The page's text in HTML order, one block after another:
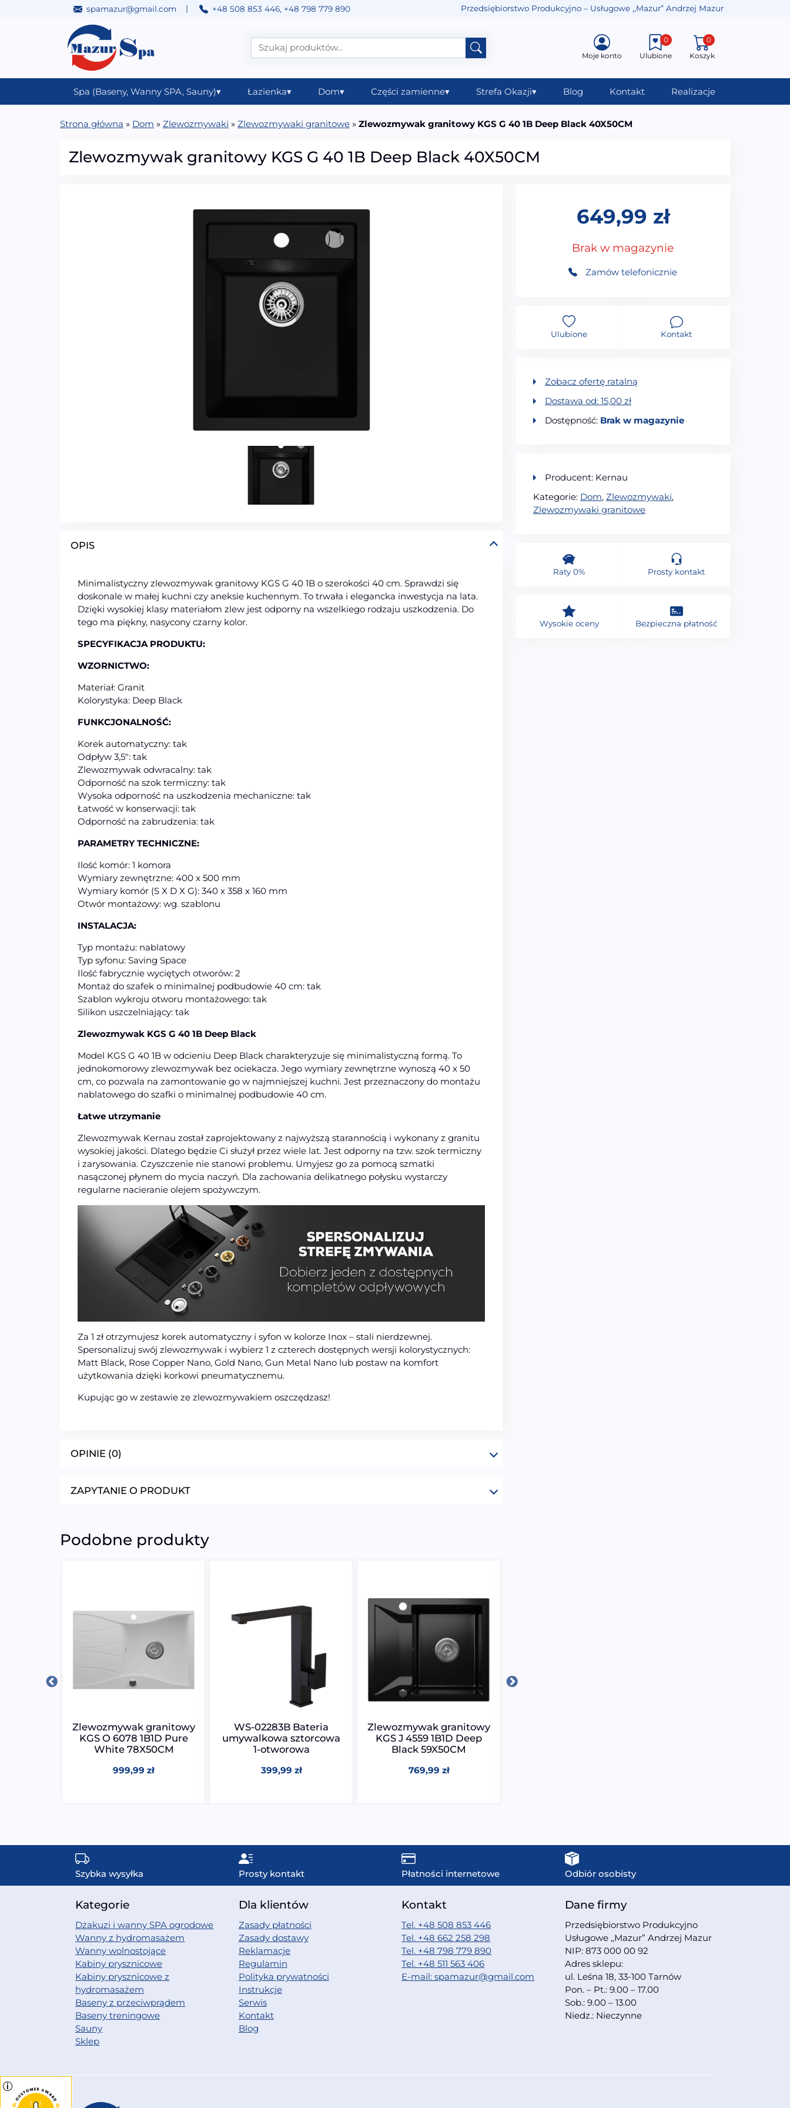
spamazur@gmail.com | +48 508 853 446, +48 798 779 890 Przedsiębiorstwo Produkcyjno – Usługowe ,,Mazur” Andrzej Mazur
Main Navigation Moje konto Ulubione
0
Koszyk
0
Spa (Baseny, Wanny SPA, Sauny)▾ Łazienka▾ Dom▾ Części zamienne▾ Strefa Okazji▾ Blog Kontakt Realizacje
Strona główna » Dom » Zlewozmywaki » Zlewozmywaki granitowe » Zlewozmywak granitowy KGS G 40 1B Deep Black 40X50CM
Zlewozmywak granitowy KGS G 40 1B Deep Black 40X50CM
OPIS
Minimalistyczny zlewozmywak granitowy KGS G 40 1B o szerokości 40 cm. Sprawdzi się
doskonale w małej kuchni czy aneksie kuchennym. To trwała i elegancka inwestycja na lata.
Dzięki wysokiej klasy materiałom zlew jest odporny na wszelkiego rodzaju uszkodzenia. Do
tego ma piękny, nasycony czarny kolor.
SPECYFIKACJA PRODUKTU:
WZORNICTWO:
Materiał: Granit
Kolorystyka: Deep Black
FUNKCJONALNOŚĆ:
Korek automatyczny: tak
Odpływ 3,5″: tak
Zlewozmywak odwracalny: tak
Odporność na szok termiczny: tak
Wysoka odporność na uszkodzenia mechaniczne: tak
Łatwość w konserwacji: tak
Odporność na zabrudzenia: tak
PARAMETRY TECHNICZNE:
Ilość komór: 1 komora
Wymiary zewnętrzne: 400 x 500 mm
Wymiary komór (S X D X G): 340 x 358 x 160 mm
Otwór montażowy: wg. szablonu
INSTALACJA:
Typ montażu: nablatowy
Typ syfonu: Saving Space
Ilość fabrycznie wyciętych otworów: 2
Montaż do szafek o minimalnej podbudowie 40 cm: tak
Szablon wykroju otworu montażowego: tak
Silikon uszczelniający: tak
Zlewozmywak KGS G 40 1B Deep Black
Model KGS G 40 1B w odcieniu Deep Black charakteryzuje się minimalistyczną formą. To
jednokomorowy zlewozmywak bez ociekacza. Jego wymiary zewnętrzne wynoszą 40 x 50
cm, co pozwala na zamontowanie go w najmniejszej kuchni. Jest przeznaczony do montażu
nablatowego do szafki o minimalnej podbudowie 40 cm.
Łatwe utrzymanie
Zlewozmywak Kernau został zaprojektowany z najwyższą starannością i wykonany z granitu
wysokiej jakości. Dlatego będzie Ci służył przez wiele lat. Jest odporny na tzw. szok termiczny
i zarysowania. Czyszczenie nie stanowi problemu. Umyjesz go za pomocą szmatki
nasączonej płynem do mycia naczyń. Dla zachowania delikatnego połysku wystarczy
regularne nacieranie olejem spożywczym.
Za 1 zł otrzymujesz korek automatyczny i syfon w kolorze Inox – stali nierdzewnej.
Spersonalizuj swój zlewozmywak i wybierz 1 z czterech dostępnych wersji kolorystycznych:
Matt Black, Rose Copper Nano, Gold Nano, Gun Metal Nano lub postaw na komfort
użytkowania dzięki korkowi pneumatycznemu.
Kupując go w zestawie ze zlewozmywakiem oszczędzasz!
OPINIE (0)
ZAPYTANIE O PRODUKT
Podobne produkty
Zlewozmywak granitowy
KGS O 6078 1B1D Pure
White 78X50CM
999,99 zł
WS-02283B Bateria
umywalkowa sztorcowa
1-otworowa
399,99 zł
Zlewozmywak granitowy
KGS J 4559 1B1D Deep
Black 59X50CM
769,99 zł
649,99 zł
Brak w magazynie
Zamów telefonicznie
Ulubione Kontakt
Zobacz ofertę ratalną
Dostawa od: 15,00 zł
Dostępność: Brak w magazynie
Producent: Kernau
Kategorie: Dom, Zlewozmywaki,
Zlewozmywaki granitowe
Raty 0% Prosty kontakt
Wysokie oceny Bezpieczna płatność
Szybka wysyłka Prosty kontakt Płatności internetowe Odbiór osobisty
Kategorie
Dżakuzi i wanny SPA ogrodowe
Wanny z hydromasażem
Wanny wolnostojące
Kabiny prysznicowe
Kabiny prysznicowe z
hydromasażem
Baseny z przeciwprądem
Baseny treningowe
Sauny
Sklep
Dla klientów
Zasady płatności
Zasady dostawy
Reklamacje
Regulamin
Polityka prywatności
Instrukcje
Serwis
Kontakt
Blog
Kontakt
Tel. +48 508 853 446
Tel. +48 662 258 298
Tel. +48 798 779 890
Tel. +48 511 563 406
E-mail: spamazur@gmail.com
Dane firmy
Przedsiębiorstwo Produkcyjno
Usługowe ,,Mazur” Andrzej Mazur
NIP: 873 000 00 92
Adres sklepu:
ul. Leśna 18, 33-100 Tarnów
Pon. – Pt.: 9.00 – 17.00
Sob.: 9.00 – 13.00
Niedz.: Nieczynne